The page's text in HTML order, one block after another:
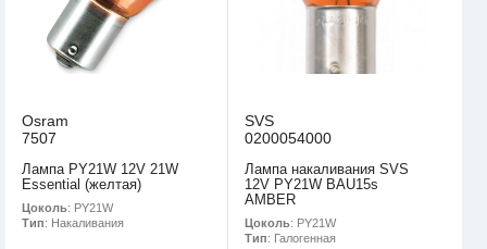
Osram
7507
Лампа PY21W 12V 21W
Essential (желтая)
Цоколь: PY21W
Тип: Накаливания
SVS
0200054000
Лампа накаливания SVS
12V PY21W BAU15s
AMBER
Цоколь: PY21W
Тип: Галогенная